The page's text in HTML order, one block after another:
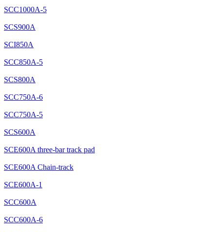
SCC1000A-5
SCS900A
SCI850A
SCC850A-5
SCS800A
SCC750A-6
SCC750A-5
SCS600A
SCE600A three-bar track pad
SCE600A Chain-track
SCE600A-1
SCC600A
SCC600A-6